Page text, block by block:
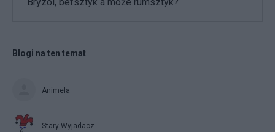
Blogi na ten temat
Animela
Stary Wyjadacz